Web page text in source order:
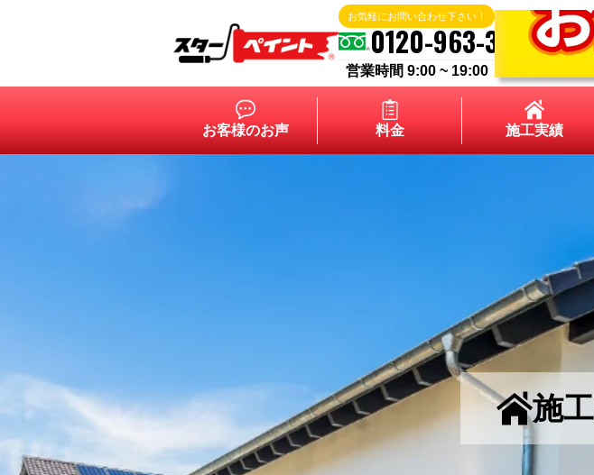
お気軽にお問い合わせ下さい！
0120-963-324
営業時間 9:00 ~ 19:00
お客様のお声 料金 施工実績
施